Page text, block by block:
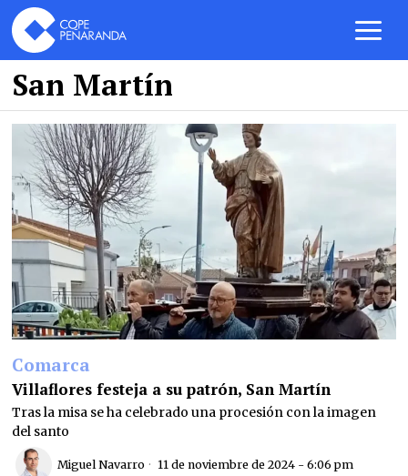
San Martín
Comarca
Villaflores festeja a su patrón, San Martín
Tras la misa se ha celebrado una procesión con la imagen
del santo
Miguel Navarro 11 de noviembre de 2024 - 6:06 pm